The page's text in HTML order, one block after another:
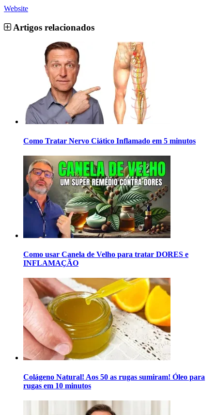
Website
Artigos relacionados
Como Tratar Nervo Ciático Inflamado em 5 minutos
Como usar Canela de Velho para tratar DORES e
INFLAMAÇÃO
Colágeno Natural! Aos 50 as rugas sumiram! Óleo para
rugas em 10 minutos